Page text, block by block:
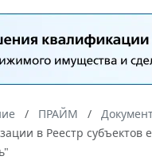
ПРАЙМ
в Реестр